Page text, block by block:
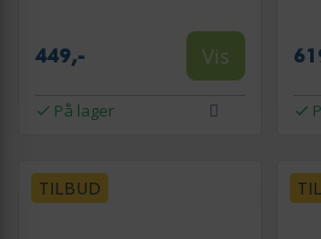
449,- Vis
På lager
TILBUD